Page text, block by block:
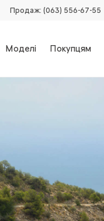
Продаж: (063) 556-67-55
Моделі Покупцям